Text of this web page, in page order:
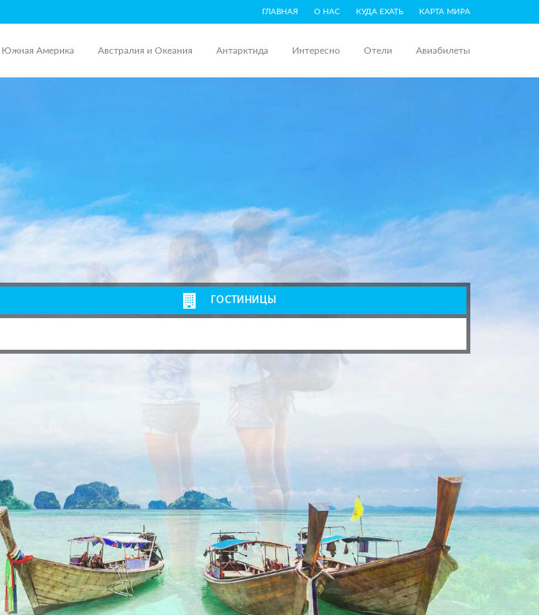
ГЛАВНАЯ О НАС КУДА ЕХАТЬ КАРТА МИРА
Южная Америка Австралия и Океания Антарктида Интересно Отели Авиабилеты
ГОСТИНИЦЫ